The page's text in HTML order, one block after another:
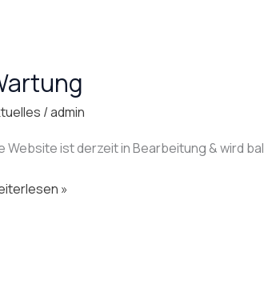
/admin
Website ist derzeit in Bearbeitung & wird
»